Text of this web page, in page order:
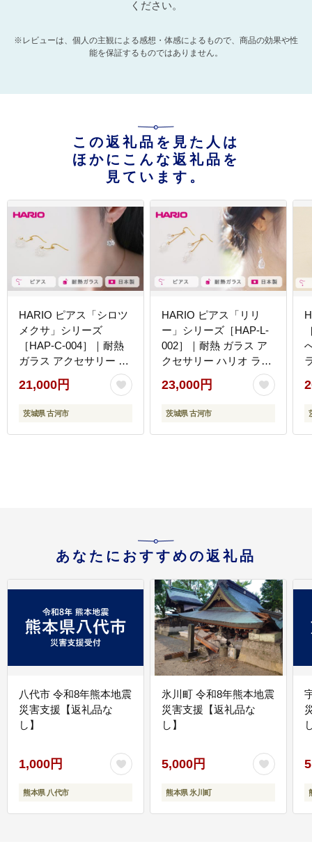
ください。
※レビューは、個人の主観による感想・体感によるもので、商品の効果や性
能を保証するものではありません。
この返礼品を見た人は
ほかにこんな返礼品を
見ています。
HARIO ピアス「シロツ
メクサ」シリーズ
［HAP-C-004］｜耐熱
ガラス アクセサリー ハ
リオ ランプワークファ
クトリー 職人 繊細 フォ
ーマル カジュアル きれ
代 40代 _BD87
21,000円
茨城県 古河市
HARIO ピアス「リリ
ー」シリーズ［HAP-L-
002］｜耐熱 ガラス ア
クセサリー ハリオ ラン
プワークファクトリー
職人 繊細 フォーマル カ
ジュアル きれいめ おし
_BD90
23,000円
茨城県 古河市
あなたにおすすめの返礼品
八代市 令和8年熊本地震
災害支援【返礼品な
し】
1,000円
熊本県 八代市
氷川町 令和8年熊本地震
災害支援【返礼品な
し】
5,000円
熊本県 氷川町